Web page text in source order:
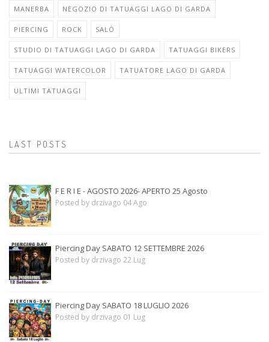
MANERBA NEGOZIO DI TATUAGGI LAGO DI GARDA
PIERCING ROCK SALÒ
STUDIO DI TATUAGGI LAGO DI GARDA TATUAGGI BIKERS
TATUAGGI WATERCOLOR TATUATORE LAGO DI GARDA
ULTIMI TATUAGGI
LAST POSTS
F E R I E - AGOSTO 2026- APERTO 25 Agosto
Posted by drzivago 04 Ago
Piercing Day SABATO 12 SETTEMBRE 2026
Posted by drzivago 22 Lug
Piercing Day SABATO 18 LUGLIO 2026
Posted by drzivago 01 Lug